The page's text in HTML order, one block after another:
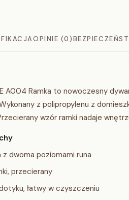
OPINIE (0)
A004 Ramka to nowoczesny
z polipropylenu z
wzór ramki nadaje
dwoma poziomami runa
przecierany
łatwy w czyszczeniu